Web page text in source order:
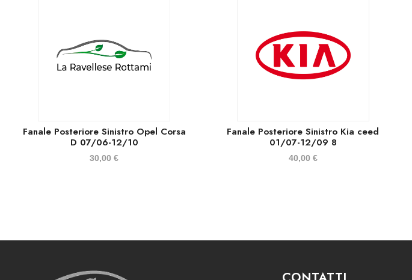
Fanale Posteriore Sinistro Opel Corsa
D 07/06-12/10
30,00€
Fanale Posteriore Sinistro Kia ceed
01/07-12/09 8
40,00 €